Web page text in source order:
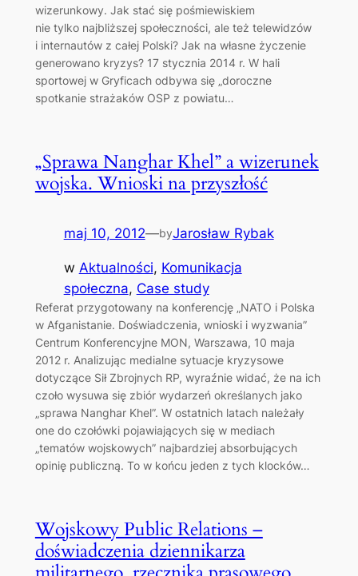
wizerunkowy. Jak stać się pośmiewiskiem
nie tylko najbliższej społeczności, ale też telewidzów
i internautów z całej Polski? Jak na własne życzenie
generowano kryzys? 17 stycznia 2014 r. W hali
sportowej w Gryficach odbywa się „doroczne
spotkanie strażaków OSP z powiatu…
„Sprawa Nanghar Khel” a wizerunek
wojska. Wnioski na przyszłość
maj 10, 2012—byJarosław Rybak
w Aktualności, Komunikacja
społeczna, Case study
Referat przygotowany na konferencję „NATO i Polska
w Afganistanie. Doświadczenia, wnioski i wyzwania”
Centrum Konferencyjne MON, Warszawa, 10 maja
2012 r. Analizując medialne sytuacje kryzysowe
dotyczące Sił Zbrojnych RP, wyraźnie widać, że na ich
czoło wysuwa się zbiór wydarzeń określanych jako
„sprawa Nanghar Khel”. W ostatnich latach należały
one do czołówki pojawiających się w mediach
„tematów wojskowych” najbardziej absorbujących
opinię publiczną. To w końcu jeden z tych klocków…
Wojskowy Public Relations –
doświadczenia dziennikarza